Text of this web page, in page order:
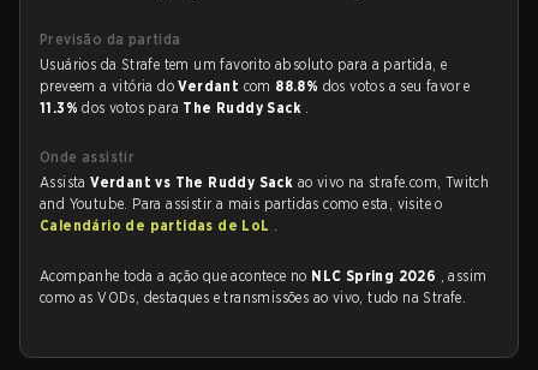
Previsão da partida
Usuários da Strafe tem um favorito absoluto para a partida, e
preveem a vitória doVerdant com 88.8% dos votos a seu favor e
11.3%dos votos para The Ruddy Sack .
Onde assistir
AssistaVerdant vs The Ruddy Sack ao vivo na strafe.com, Twitch
and Youtube. Para assistir a mais partidas como esta, visite o
Calendário de partidas de LoL .
Acompanhe toda a ação que acontece no NLC Spring 2026 , assim
como as VODs, destaques e transmissões ao vivo, tudo na Strafe.